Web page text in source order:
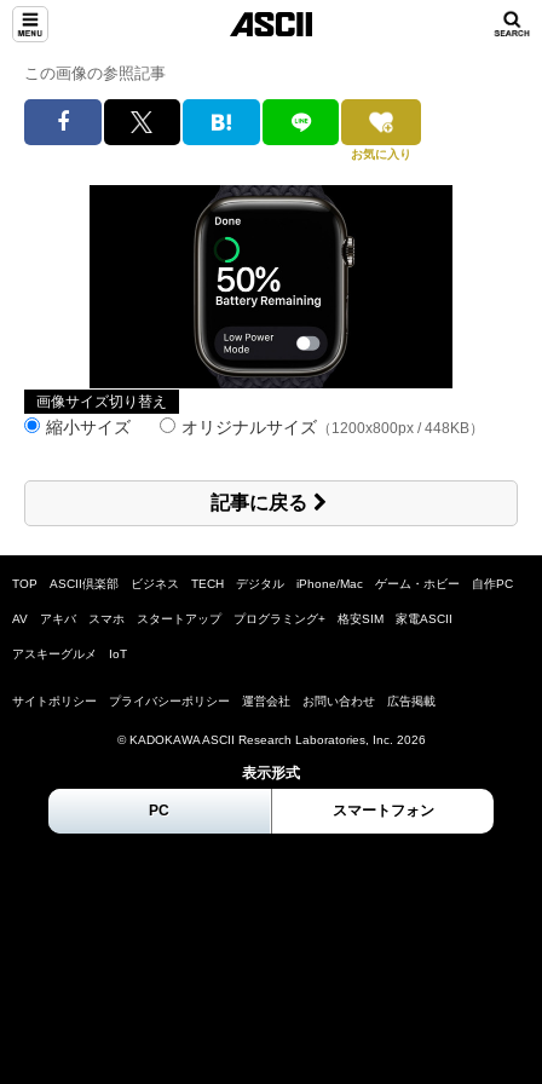
この画像の参照記事
お気に入り
画像サイズ切り替え
縮小サイズ オリジナルサイズ （1200x800px / 448KB）
記事に戻る
TOP ASCII倶楽部 ビジネス TECH デジタル iPhone/Mac ゲーム・ホビー 自作PC
AV アキバ スマホ スタートアップ プログラミング+ 格安SIM 家電ASCII
アスキーグルメ IoT
サイトポリシー プライバシーポリシー 運営会社 お問い合わせ 広告掲載
© KADOKAWA ASCII Research Laboratories, Inc. 2026
表示形式
PC スマートフォン